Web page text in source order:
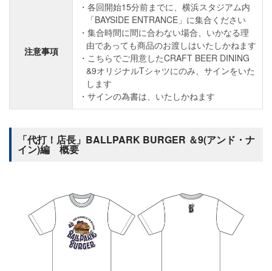
注意事項
各回開始15分前までに、横浜スタジアム内
「BAYSIDE ENTRANCE」に集合ください
集合時間に間に合わない場合、いかなる理
由であっても商品のお渡しはいたしかねます
こちらでご用意したCRAFT BEER DINING
&9オリジナルTシャツにのみ、サインをいた
します
サインの為書は、いたしかねます
「代打！店長」BALLPARK BURGER ＆9(アンド・ナ
イン)編 概要